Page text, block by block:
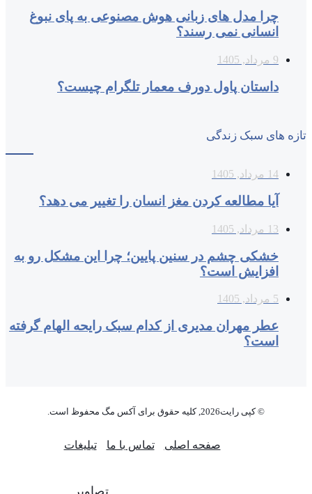
چرا مدل‌ های زبانی هوش مصنوعی به پای نبوغ
انسانی نمی‌ رسند؟
9 مرداد, 1405
داستان پاول دورف معمار تلگرام چیست؟
تازه های سبک زندگی
14 مرداد, 1405
آیا مطالعه کردن مغز انسان را تغییر می‌ دهد؟
13 مرداد, 1405
خشکی چشم در سنین پایین؛ چرا این مشکل رو به
افزایش است؟
5 مرداد, 1405
عطر مهران مدیری از کدام سبک رایحه الهام گرفته
است؟
© کپی رایت2026, کلیه حقوق برای آکس مگ محفوظ است.
صفحه اصلی تماس با ما تبلیغات
تصاویر